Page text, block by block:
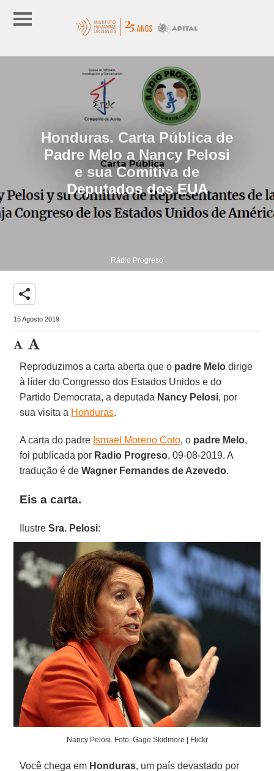
Honduras. Carta Pública de
Padre Melo a Nancy Pelosi
e sua Comitiva de
Deputados dos EUA
Rádio Progreso
share
15 Agosto 2019
Reproduzimos a carta aberta que o padre Melo dirige
à líder do Congresso dos Estados Unidos e do
Partido Democrata, a deputada Nancy Pelosi, por
sua visita a Honduras.
A carta do padre Ismael Moreno Coto, o padre Melo,
foi publicada por Radio Progreso, 09-08-2019. A
tradução é deWagner Fernandes de Azevedo.
Eis a carta.
IlustreSra. Pelosi:
Nancy Pelosi. Foto: Gage Skidmore | Flickr
Você chega em Honduras, um país devastado por